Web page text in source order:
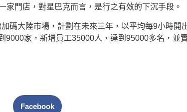
門店，對星巴克而言，是行之有效的下沉手段。
碼大陸市場，計劃在未來三年，以平均每9小時開
家，新增員工35000人，達到95000多名，並
Facebook